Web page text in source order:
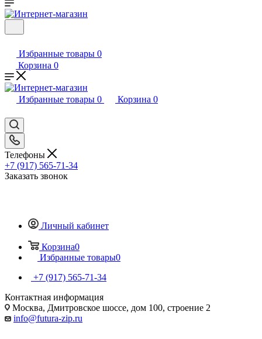
Избранные товары 0
Корзина 0
Избранные товары 0 Корзина 0
Телефоны
+7 (917) 565-71-34
Заказать звонок
Личный кабинет
Корзина0
Избранные товары0
+7 (917) 565-71-34
Контактная информация
Москва, Дмитровское шоссе, дом 100, строение 2
info@futura-zip.ru